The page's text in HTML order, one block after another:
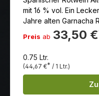
mit 16 % vol. Ein
Jahre alten Garnacha
Preis ab 33,50 €
0.75 Ltr.
(44,67 €* / 1 Ltr.)